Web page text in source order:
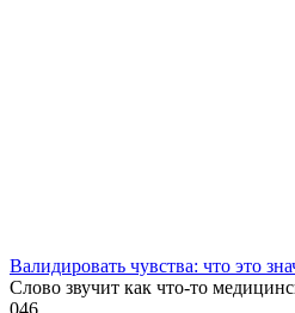
Валидировать чувства: что это
Слово звучит как что-то
046